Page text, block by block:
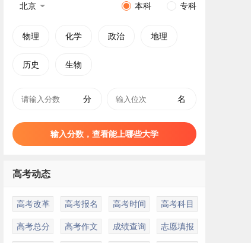
北京 本科 专科
物理 化学 政治 地理
历史 生物
分 名
输入分数，查看能上哪些大学
高考动态
高考改革 高考报名 高考时间 高考科目
高考总分 高考作文 成绩查询 志愿填报